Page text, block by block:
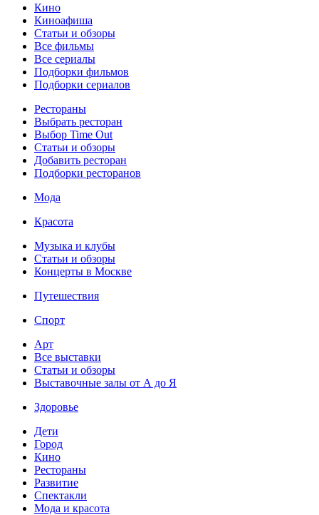
Кино
Киноафиша
Статьи и обзоры
Все фильмы
Все сериалы
Подборки фильмов
Подборки сериалов
Рестораны
Выбрать ресторан
Выбор Time Out
Статьи и обзоры
Добавить ресторан
Подборки ресторанов
Мода
Красота
Музыка и клубы
Статьи и обзоры
Концерты в Москве
Путешествия
Спорт
Арт
Все выставки
Статьи и обзоры
Выставочные залы от А до Я
Здоровье
Дети
Город
Кино
Рестораны
Развитие
Спектакли
Мода и красота